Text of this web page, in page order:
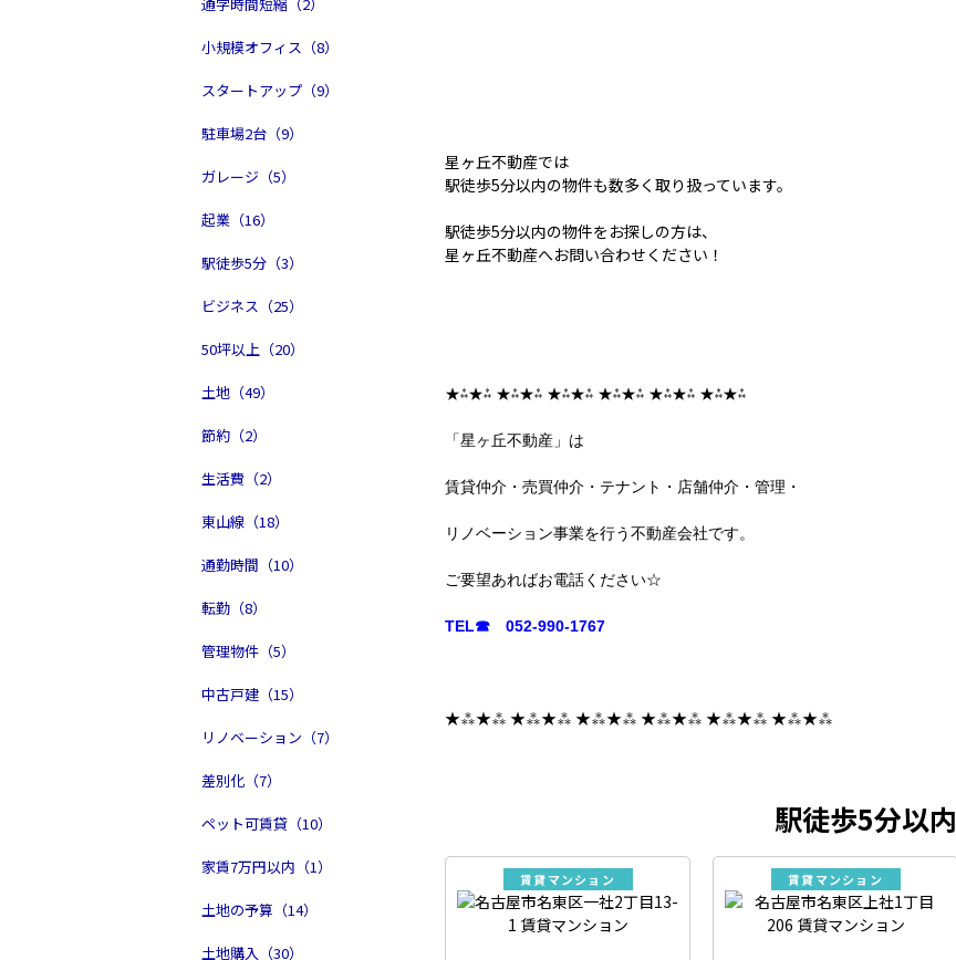
小規模オフィス（8）
スタートアップ（9）
駐車場2台（9）
ガレージ（5）
起業（16）
駅徒歩5分（3）
ビジネス（25）
50坪以上（20）
土地（49）
節約（2）
生活費（2）
東山線（18）
通勤時間（10）
転勤（8）
管理物件（5）
中古戸建（15）
リノベーション（7）
差別化（7）
ペット可賃貸（10）
家賃7万円以内（1）
土地の予算（14）
土地購入（30）
星ヶ丘不動産では
駅徒歩5分以内の物件も数多く取り扱っています。
駅徒歩5分以内の物件をお探しの方は、
星ヶ丘不動産へお問い合わせください！
★⁂★⁂ ★⁂★⁂ ★⁂★⁂ ★⁂★⁂ ★⁂★⁂ ★⁂★⁂
「星ヶ丘不動産」は
賃貸仲介・売買仲介・テナント・店舗仲介・管理・
リノベーション事業を行う不動産会社です。
ご要望あればお電話ください☆
TEL☎ 052-990-1767
★⁂★⁂ ★⁂★⁂ ★⁂★⁂ ★⁂★⁂ ★⁂★⁂ ★⁂★⁂
駅徒歩5分以内
賃貸マンション 賃貸マンション